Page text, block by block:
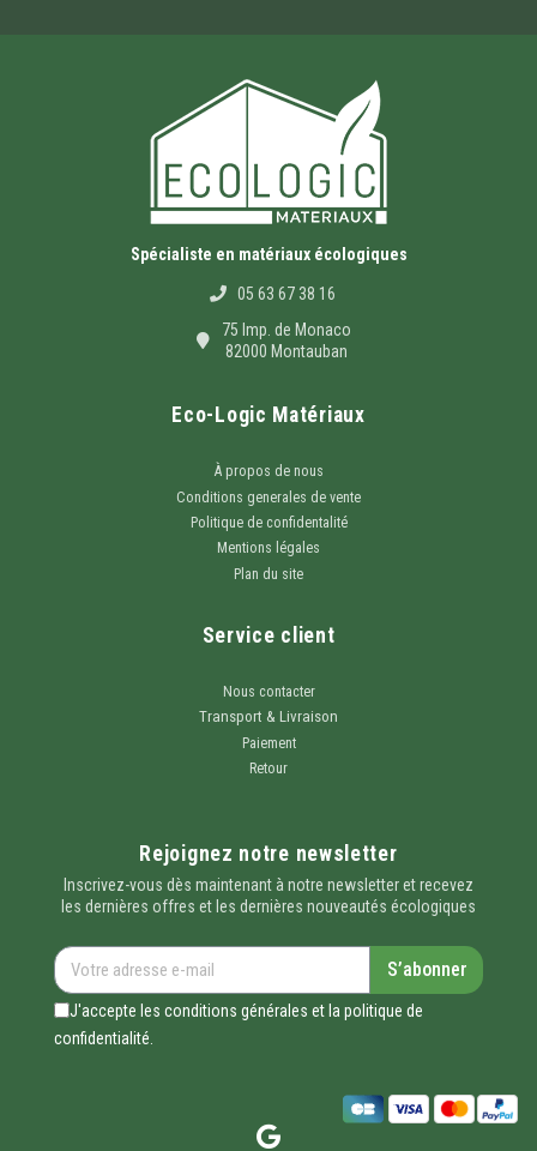
Spécialiste en matériaux écologiques
05 63 67 38 16
75 Imp. de Monaco
82000 Montauban
Eco-Logic Matériaux
À propos de nous
Conditions generales de vente
Politique de confidentalité
Mentions légales
Plan du site
Service client
Nous contacter
Transport & Livraison
Paiement
Retour
Rejoignez notre newsletter
Inscrivez-vous dès maintenant à notre newsletter et recevez
les dernières offres et les dernières nouveautés écologiques
S’abonner
J'accepte les conditions générales et la politique de
confidentialité.